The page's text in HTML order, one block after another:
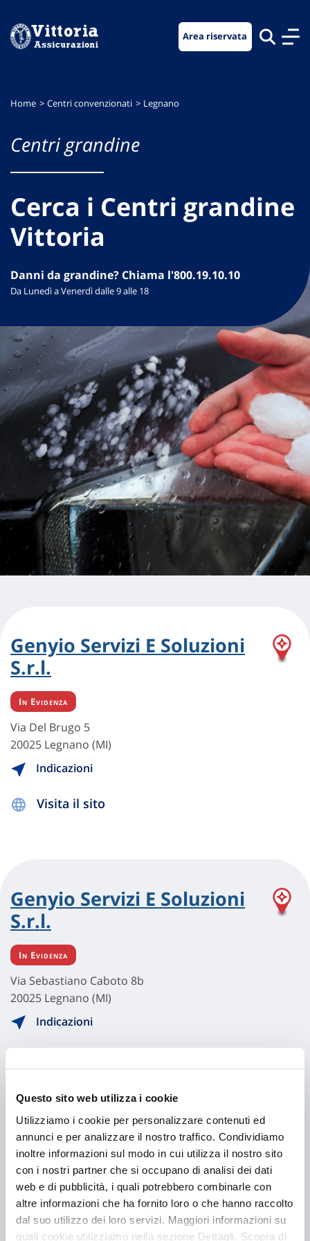
Questo sito web utilizza i cookie
Utilizziamo i cookie per personalizzare contenuti ed
annunci e per analizzare il nostro traffico. Condividiamo
inoltre informazioni sul modo in cui utilizza il nostro sito
con i nostri partner che si occupano di analisi dei dati
web e di pubblicità, i quali potrebbero combinarle con
altre informazioni che ha fornito loro o che hanno raccolto
dal suo utilizzo dei loro servizi. Maggiori informazioni su
quali cookie utilizziamo nella sezione Dettagli. Scopra di
menu
contenuto
footer
Area riservata
Home Centri convenzionati Legnano
Centri grandine
Cerca i Centri grandine
Vittoria
Danni da grandine? Chiama l'800.19.10.10
Da Lunedì a Venerdì dalle 9 alle 18
Genyio Servizi E Soluzioni
S.r.l.
In Evidenza
Via Del Brugo 5
20025 Legnano (MI)
Indicazioni
Visita il sito
Genyio Servizi E Soluzioni
S.r.l.
In Evidenza
Via Sebastiano Caboto 8b
20025 Legnano (MI)
Indicazioni